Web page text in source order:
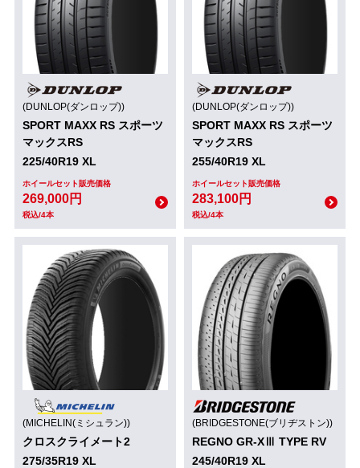
(DUNLOP(ダンロップ))
SPORT MAXX RS スポーツ
マックスRS
225/40R19 XL
ホイールセット販売価格
269,000円
税込/4本
(DUNLOP(ダンロップ))
SPORT MAXX RS スポーツ
マックスRS
255/40R19 XL
ホイールセット販売価格
283,100円
税込/4本
(MICHELIN(ミシュラン))
クロスクライメート2
275/35R19 XL
(BRIDGESTONE(ブリヂストン))
REGNO GR-XⅢ TYPE RV
245/40R19 XL